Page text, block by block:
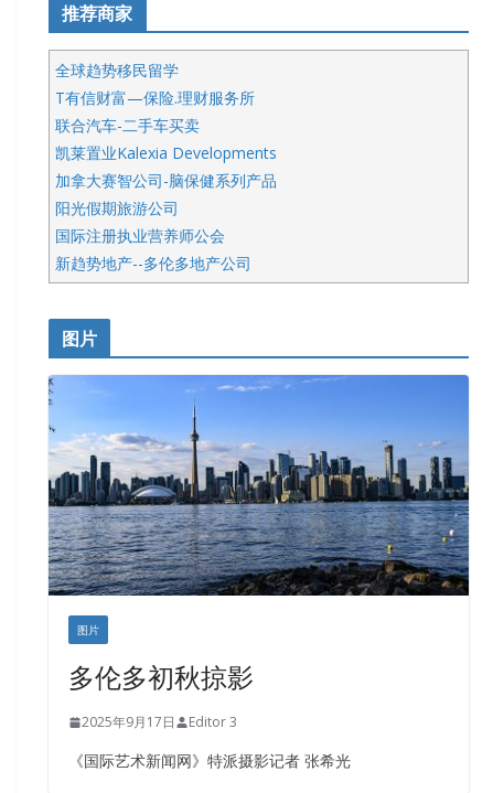
推荐商家
全球趋势移民留学
T有信财富—保险.理财服务所
联合汽车-二手车买卖
凯莱置业Kalexia Developments
加拿大赛智公司-脑保健系列产品
阳光假期旅游公司
国际注册执业营养师公会
新趋势地产--多伦多地产公司
呱呱电器
开明车行KS CAR SALES & SERVICE
健健宝公司
皇后金融集团
正点印艺设计
图片
图片
多伦多初秋掠影
2025年9月17日 Editor 3
《国际艺术新闻网》特派摄影记者 张希光